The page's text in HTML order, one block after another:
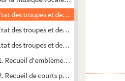
des troupes et des États-Majors des
des troupes et des États-Majors des
des troupes et des États-Majors des
Recueil d'emblèmes italiens
Recueil de courts poëmes irlandais, en